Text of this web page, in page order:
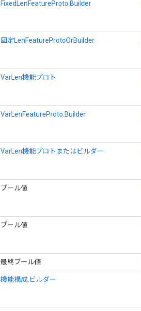
FixedLenFeatureProto.Builder
固定LenFeatureProtoOrBuilder
VarLen機能プロト
VarLenFeatureProto.Builder
VarLen機能プロトまたはビルダー
ブール値
ブール値
最終ブール値
機能構成.ビルダー